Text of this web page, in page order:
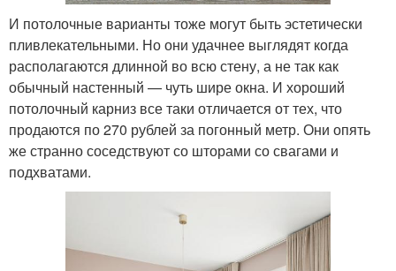
И потолочные варианты тоже могут быть эстетически
пливлекательными. Но они удачнее выглядят когда
располагаются длинной во всю стену, а не так как
обычный настенный — чуть шире окна. И хороший
потолочный карниз все таки отличается от тех, что
продаются по 270 рублей за погонный метр. Они опять
же странно соседствуют со шторами со свагами и
подхватами.